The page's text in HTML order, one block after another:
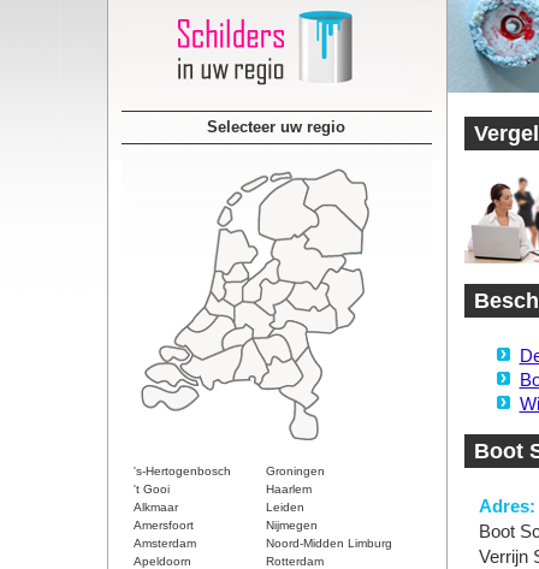
Selecteer uw regio
's-Hertogenbosch
Groningen
't Gooi
Haarlem
Alkmaar
Leiden
Amersfoort
Nijmegen
Amsterdam
Noord-Midden Limburg
Apeldoorn
Rotterdam
Boot
Adres:
Boot
Verrijn